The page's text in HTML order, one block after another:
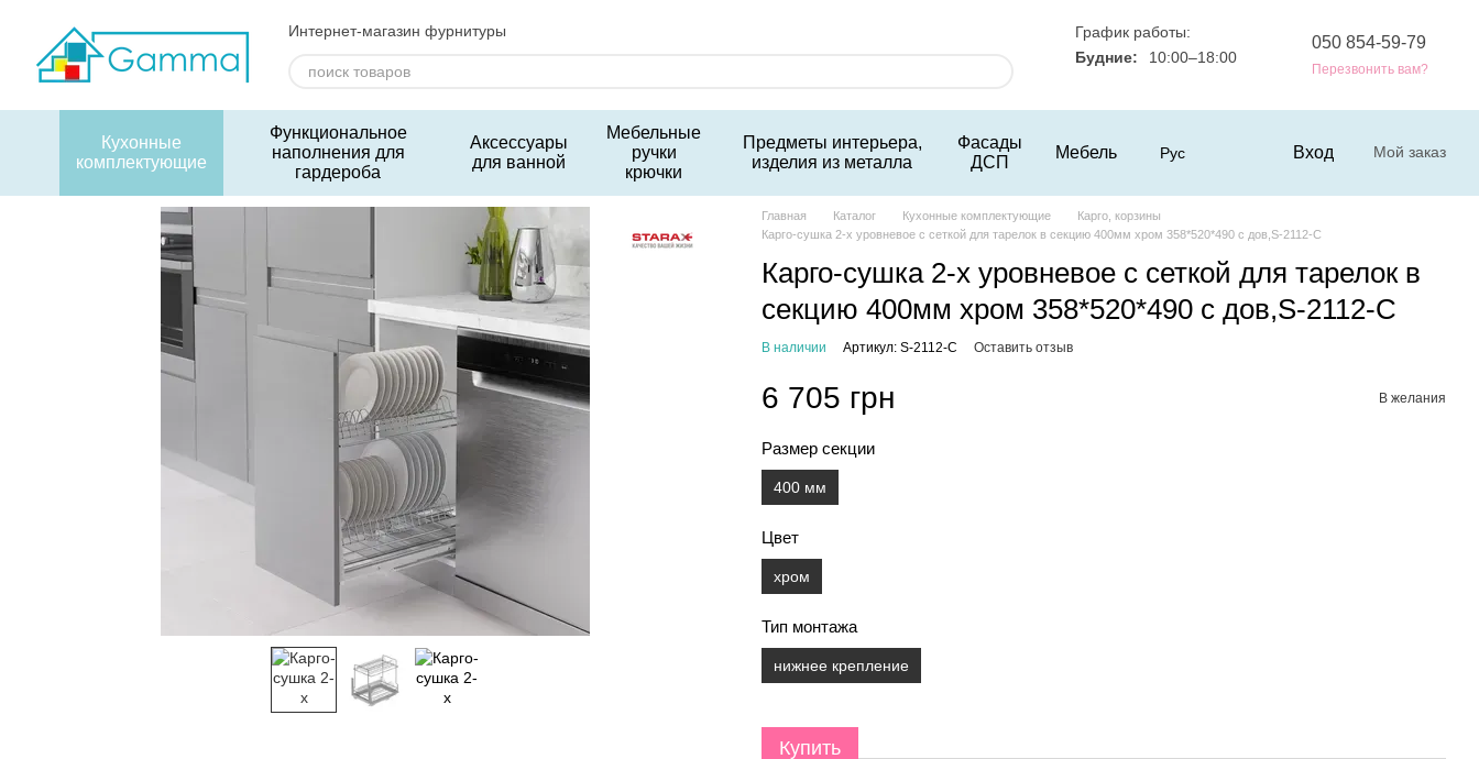
Интернет-магазин фурнитуры
График работы:
Будние:
10:00–18:00
050 854-59-79
Перезвонить вам?
Кухонные
комплектующие
Функциональное
наполнения для
гардероба
Аксессуары
для ванной
Мебельные
ручки
крючки
Предметы интерьера,
изделия из металла
Фасады
ДСП
Мебель Рус Вход Мой заказ
Главная Каталог Кухонные комплектующие
Карго, корзины
Карго-сушка 2-х уровневое с сеткой для тарелок в секцию 400мм хром 358*520*490 с дов,S-2112-С
Карго-сушка 2-х уровневое с сеткой для тарелок в
секцию 400мм хром 358*520*490 с дов,S-2112-С
В наличии Артикул: S-2112-C Оставить отзыв
6 705 грн В желания
Размер секции
400 мм
Цвет
хром
Тип монтажа
нижнее крепление
Купить